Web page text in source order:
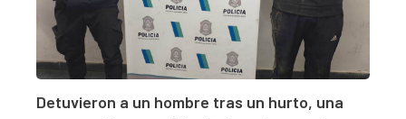
Detuvieron a un hombre tras un hurto, una